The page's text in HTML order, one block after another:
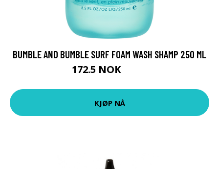
BUMBLE AND BUMBLE SURF FOAM WASH SHAMP 250 ML
172.5 NOK
KJØP NÅ